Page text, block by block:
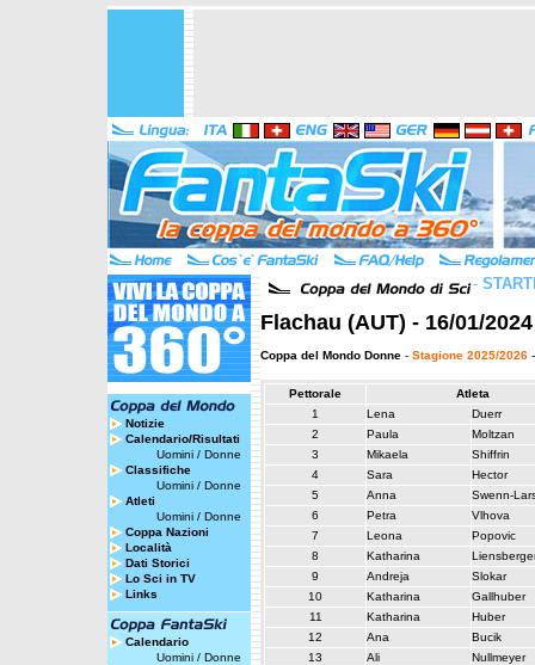
Notizie
Calendario/Risultati
Uomini / Donne
Classifiche
Uomini / Donne
Atleti
Uomini / Donne
Coppa Nazioni
Località
Dati Storici
Lo Sci in TV
Links
Calendario
Uomini / Donne
-
Flachau (AUT) - 16/01/
Coppa del Mondo Donne - Stagione 2025/2026
Pettorale
Atleta
1
Lena
Duerr
2
Paula
Moltzan
3
Mikaela
Shiffrin
4
Sara
Hector
5
Anna
Swenn-
6
Petra
Vlhova
7
Leona
Popovic
8
Katharina
9
Andreja
Slokar
10
Katharina
Gallhuber
11
Katharina
Huber
12
Ana
Bucik
13
Ali
Nullmeyer